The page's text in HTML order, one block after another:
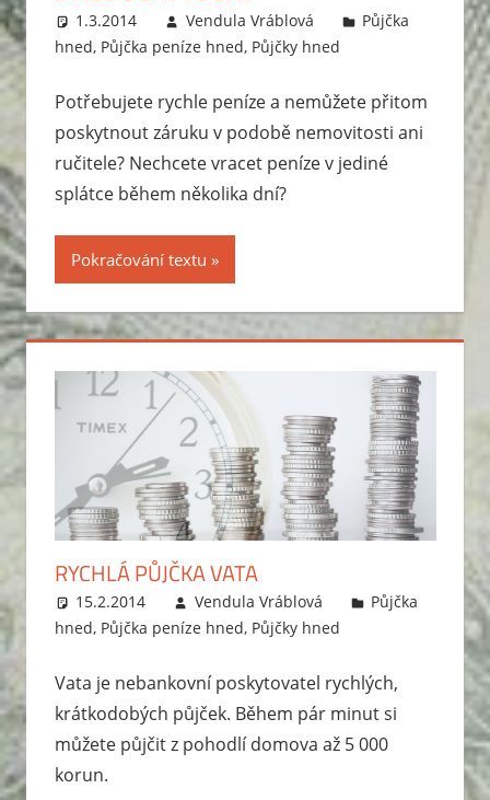
1.3.2014 Vendula Vráblová
Půjčka
hned, Půjčka peníze hned, Půjčky hned
Potřebujete rychle peníze a nemůžete přitom
poskytnout záruku v podobě nemovitosti ani
ručitele? Nechcete vracet peníze v jediné
splátce během několika dní?
Pokračování textu
RYCHLÁ PŮJČKA VATA
15.2.2014 Vendula Vráblová
Půjčka
hned, Půjčka peníze hned, Půjčky hned
Vata je nebankovní poskytovatel rychlých,
krátkodobých půjček. Během pár minut si
můžete půjčit z pohodlí domova až 5 000
korun.